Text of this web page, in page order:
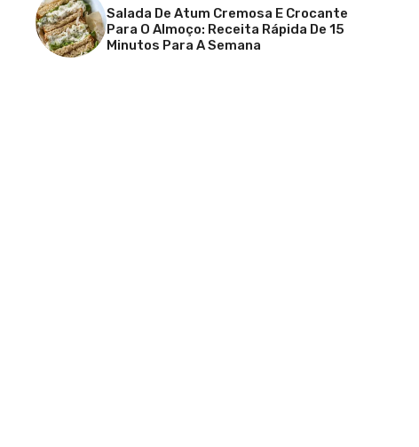
Salada De Atum Cremosa E Crocante
Para O Almoço: Receita Rápida De 15
Minutos Para A Semana